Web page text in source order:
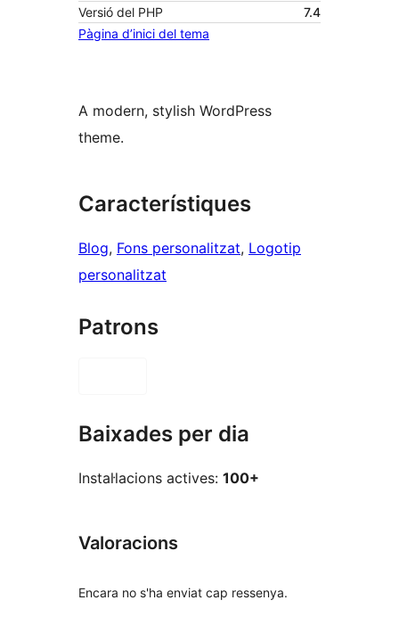
Versió del PHP
7.4
Pàgina d’inici del tema
A modern, stylish WordPress
theme.
Característiques
Blog, Fons personalitzat, Logotip
personalitzat
Patrons
Baixades per dia
Instal·lacions actives: 100+
Valoracions
Encara no s'ha enviat cap ressenya.